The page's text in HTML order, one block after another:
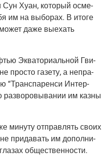
Сун Хуан, кото­рый осме­
им на выбо­рах. В ито­ге
даже выехать
Эква­то­ри­аль­ной Гви­
про­сто газе­ту, а непра­
“Транс­па­рен­си Интер­
раз­во­ро­вы­ва­нии им каз­ны
мину­ту отправ­лять сво­их
при­да­вать им допол­ни­
обще­ствен­но­сти.